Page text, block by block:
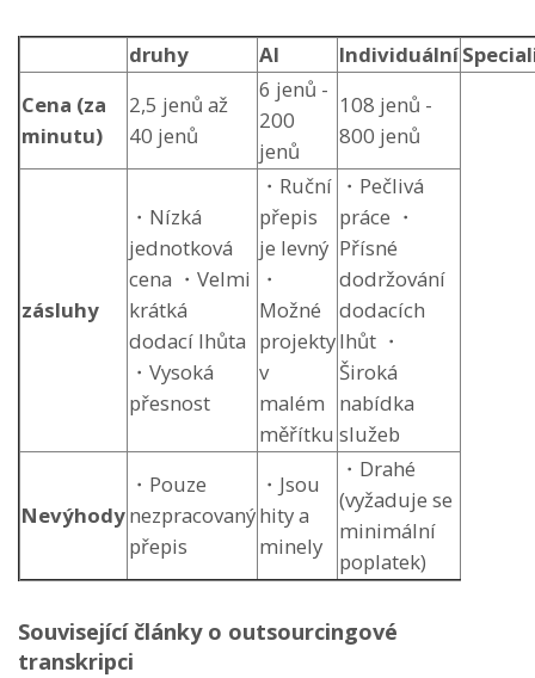
druhy AI Individuální
Cena (za
minutu)
2,5 jenů až
40 jenů
6 jenů -
200
jenů
108 jenů -
800 jenů
zásluhy
・Nízká
jednotková
cena ・Velmi
krátká
dodací lhůta
・Vysoká
přesnost
・Ruční
přepis
je levný
・
Možné
projekty
v
malém
měřítku
・Pečlivá
práce ・
Přísné
dodržování
dodacích
lhůt ・
Široká
nabídka
služeb
Nevýhody
・Pouze
nezpracovaný
přepis
・Jsou
hity a
minely
・Drahé
(vyžaduje se
minimální
poplatek)
Související články o outsourcingové
transkripci